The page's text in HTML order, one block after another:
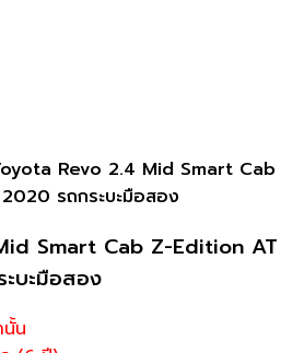
Revo 2.4 Mid Smart Cab
รถกระบะมือสอง
Smart Cab Z-Edition AT
บะมือสอง
นั้น